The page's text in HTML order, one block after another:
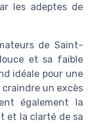
les adeptes de
de Saint-
et sa faible
idéale pour une
un excès
également la
et la clarté de sa